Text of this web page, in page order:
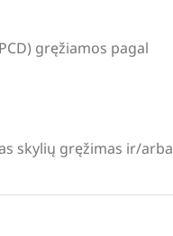
gręžiamos pagal
skylių gręžimas ir/arba